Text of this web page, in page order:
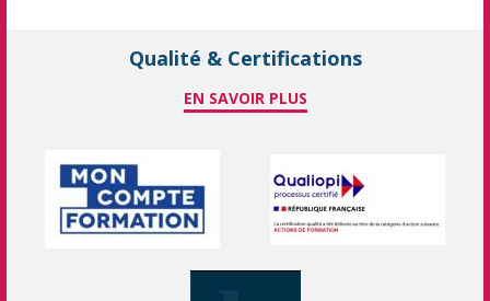
Qualité & Certifications
EN SAVOIR PLUS